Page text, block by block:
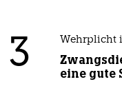
3 Wehrplicht
eine gute